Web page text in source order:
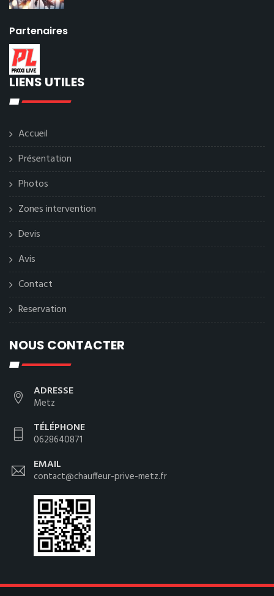
Partenaires
LIENS UTILES
Accueil
Présentation
Photos
Zones intervention
Devis
Avis
Contact
Reservation
NOUS CONTACTER
ADRESSE
Metz
TÉLÉPHONE
0628640871
EMAIL
contact@chauffeur-prive-metz.fr